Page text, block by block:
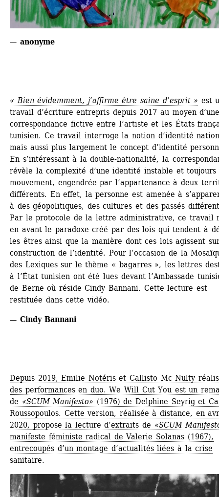
— anonyme
« Bien évidemment, j’affirme être saine d’esprit » est
travail d’écriture entrepris depuis 2017 au moyen
correspondance fictive entre l’artiste et les États
tunisien. Ce travail interroge la notion d’identité
mais aussi plus largement le concept d’identité
En s’intéressant à la double-nationalité, la
révèle la complexité d’une identité instable et toujours
mouvement, engendrée par l’appartenance à deux
différents. En effet, la personne est amenée à
à des géopolitiques, des cultures et des passés
Par le protocole de la lettre administrative, ce travail
en avant le paradoxe créé par des lois qui tendent à
les êtres ainsi que la manière dont ces lois agissent
construction de l’identité. Pour l’occasion de la
des Lexiques sur le thème « bagarres », les lettres
à l’État tunisien ont été lues devant l’Ambassade
de Berne où réside Cindy Bannani. Cette lecture est
restituée dans cette vidéo.
— Cindy Bannani
Depuis 2019, Emilie Notéris et Callisto Mc Nulty
des performances en duo. We Will Cut You est un
de «SCUM Manifesto» (1976) de Delphine Seyrig et
Roussopoulos. Cette version, réalisée à distance, en
2020, propose la lecture d’extraits de «SCUM
manifeste féministe radical de Valerie Solanas (1967),
entrecoupés d’un montage d’actualités liées à la crise
sanitaire.